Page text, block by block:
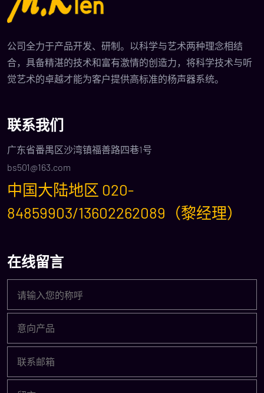
公司全力于产品开发、研制。以科学与艺术两种理念相结
合，具备精湛的技术和富有激情的创造力，将科学技术与听
觉艺术的卓越才能为客户提供高标准的杨声器系统。
联系我们
广东省番禺区沙湾镇福善路四巷1号
bs501@163.com
中国大陆地区 020-
84859903/13602262089（黎经理）
在线留言